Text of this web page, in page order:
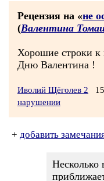
Рецензия на «не
(Валентина
Хорошие строки к
Дню Валентина !
Иволий Щёголев 2
нарушении
+ добавить
Несколько